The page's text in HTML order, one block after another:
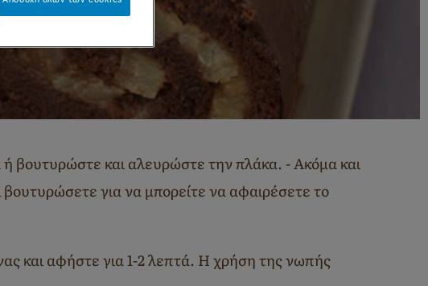
ή βουτυρώστε και αλευρώστε την πλάκα. - Ακόμα και
για να μπορείτε να αφαιρέσετε το
και αφήστε για 1-2 λεπτά. Η χρήση της νωπής